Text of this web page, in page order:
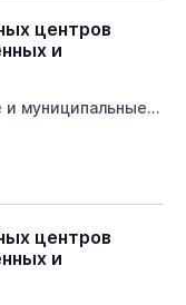
центров
и
муниципальные
центров
и